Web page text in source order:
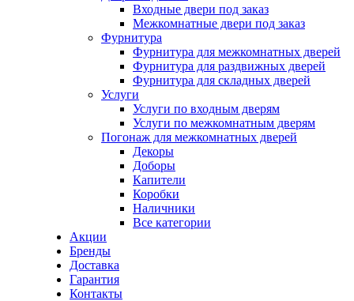
Входные двери под заказ
Межкомнатные двери под заказ
Фурнитура
Фурнитура для межкомнатных дверей
Фурнитура для раздвижных дверей
Фурнитура для складных дверей
Услуги
Услуги по входным дверям
Услуги по межкомнатным дверям
Погонаж для межкомнатных дверей
Декоры
Доборы
Капители
Коробки
Наличники
Все категории
Акции
Бренды
Доставка
Гарантия
Контакты